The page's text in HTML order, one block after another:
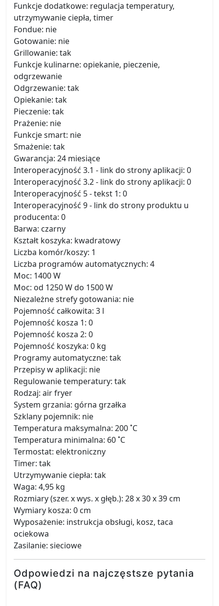
Funkcje dodatkowe: regulacja temperatury,
utrzymywanie ciepła, timer
Fondue: nie
Gotowanie: nie
Grillowanie: tak
Funkcje kulinarne: opiekanie, pieczenie,
odgrzewanie
Odgrzewanie: tak
Opiekanie: tak
Pieczenie: tak
Prażenie: nie
Funkcje smart: nie
Smażenie: tak
Gwarancja: 24 miesiące
Interoperacyjność 3.1 - link do strony aplikacji: 0
Interoperacyjność 3.2 - link do strony aplikacji: 0
Interoperacyjność 5 - tekst 1: 0
Interoperacyjność 9 - link do strony produktu u
producenta: 0
Barwa: czarny
Kształt koszyka: kwadratowy
Liczba komór/koszy: 1
Liczba programów automatycznych: 4
Moc: 1400 W
Moc: od 1250 W do 1500 W
Niezależne strefy gotowania: nie
Pojemność całkowita: 3 l
Pojemność kosza 1: 0
Pojemność kosza 2: 0
Pojemność koszyka: 0 kg
Programy automatyczne: tak
Przepisy w aplikacji: nie
Regulowanie temperatury: tak
Rodzaj: air fryer
System grzania: górna grzałka
Szklany pojemnik: nie
Temperatura maksymalna: 200 ˚C
Temperatura minimalna: 60 ˚C
Termostat: elektroniczny
Timer: tak
Utrzymywanie ciepła: tak
Waga: 4,95 kg
Rozmiary (szer. x wys. x głęb.): 28 x 30 x 39 cm
Wymiary kosza: 0 cm
Wyposażenie: instrukcja obsługi, kosz, taca
ociekowa
Zasilanie: sieciowe
Odpowiedzi na najczęstsze pytania
(FAQ)